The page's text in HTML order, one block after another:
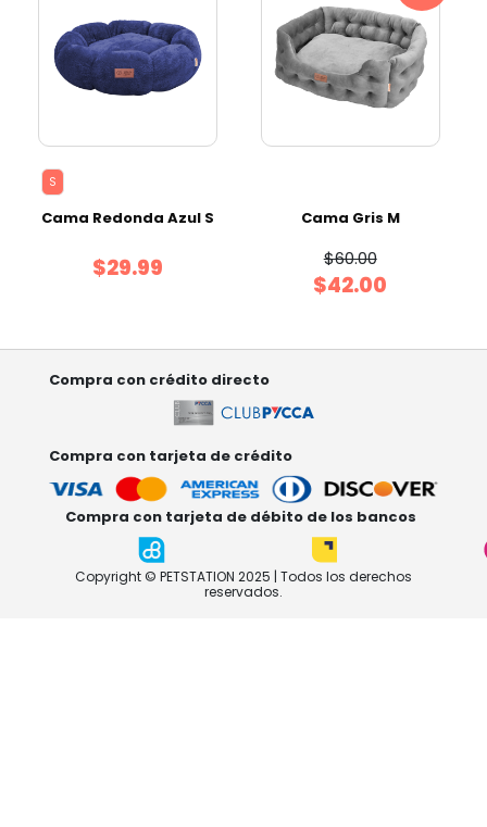
S
Cama Redonda Azul S
$29.99
Cama Gris M
$60.00
$42.00
Compra con crédito directo
Compra con tarjeta de crédito
Compra con tarjeta de débito de los bancos
Copyright © PETSTATION 2025 | Todos los derechos
reservados.